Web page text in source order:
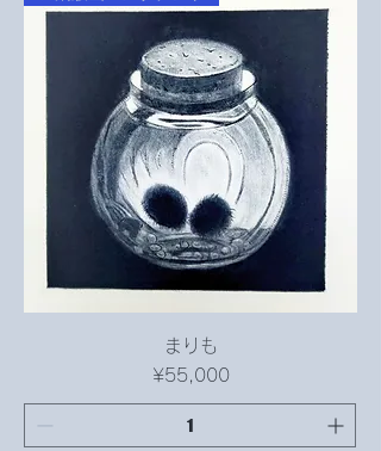
まりも
Price
¥55,000